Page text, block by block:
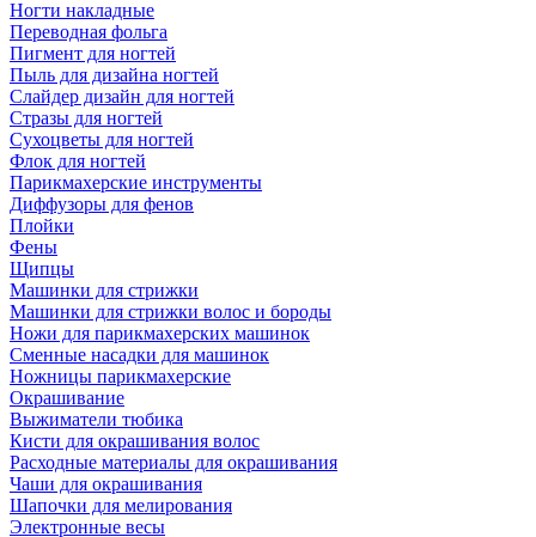
Ногти накладные
Переводная фольга
Пигмент для ногтей
Пыль для дизайна ногтей
Слайдер дизайн для ногтей
Стразы для ногтей
Сухоцветы для ногтей
Флок для ногтей
Парикмахерские инструменты
Диффузоры для фенов
Плойки
Фены
Щипцы
Машинки для стрижки
Машинки для стрижки волос и бороды
Ножи для парикмахерских машинок
Сменные насадки для машинок
Ножницы парикмахерские
Окрашивание
Выжиматели тюбика
Кисти для окрашивания волос
Расходные материалы для окрашивания
Чаши для окрашивания
Шапочки для мелирования
Электронные весы